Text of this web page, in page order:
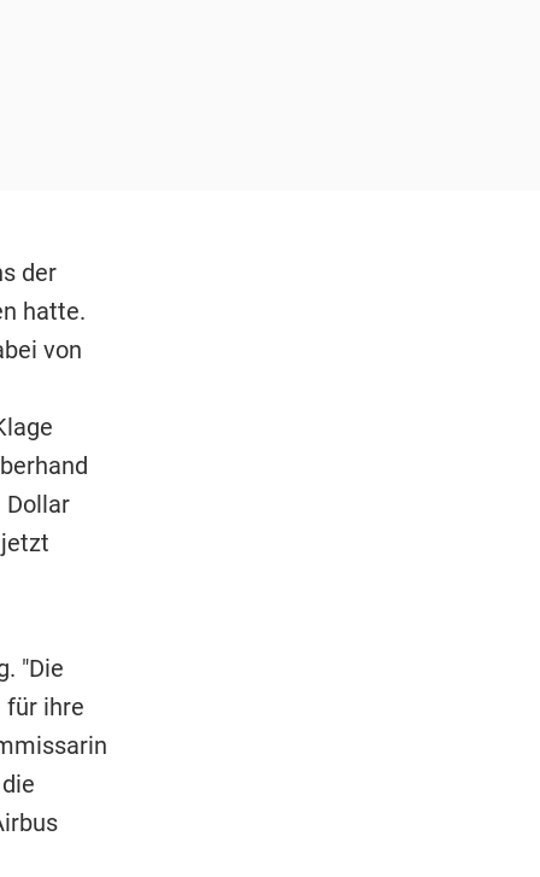
der
hatte.
von
Dollar
"Die
für ihre